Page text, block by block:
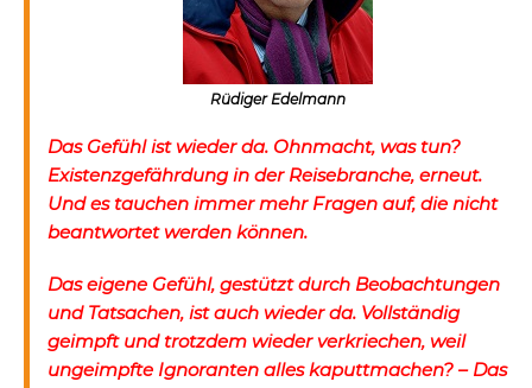
Rüdiger Edelmann
Das Gefühl ist wieder da. Ohnmacht, was tun?
Existenzgefährdung in der Reisebranche, erneut.
Und es tauchen immer mehr Fragen auf, die nicht
beantwortet werden können.
Das eigene Gefühl, gestützt durch Beobachtungen
und Tatsachen, ist auch wieder da. Vollständig
geimpft und trotzdem wieder verkriechen, weil
ungeimpfte Ignoranten alles kaputtmachen? – Das